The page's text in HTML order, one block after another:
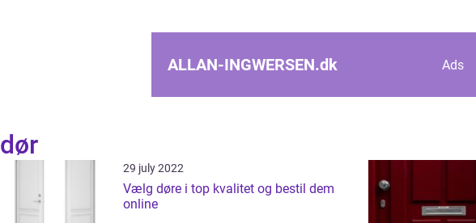
ALLAN-INGWERSEN.dk Ads
dør
29 july 2022
Vælg døre i top kvalitet og bestil dem
online